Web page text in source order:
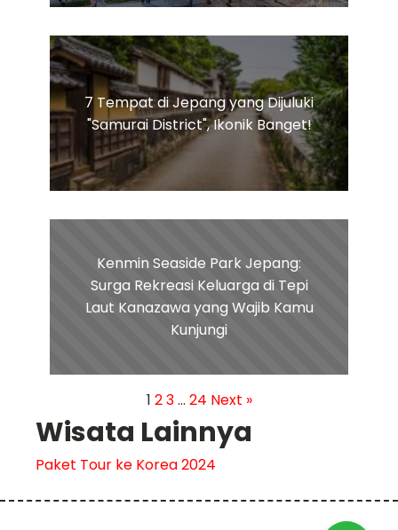
7 Tempat di Jepang yang Dijuluki
"Samurai District", Ikonik Banget!
Kenmin Seaside Park Jepang:
Surga Rekreasi Keluarga di Tepi
Laut Kanazawa yang Wajib Kamu
Kunjungi
1 23… 24 Next »
Wisata Lainnya
Paket Tour ke Korea 2024